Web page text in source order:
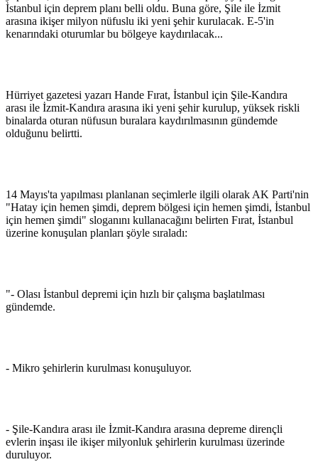
İstanbul için deprem planı belli oldu. Buna göre, Şile ile İzmit
arasına ikişer milyon nüfuslu iki yeni şehir kurulacak. E-5'in
kenarındaki oturumlar bu bölgeye kaydırılacak...
Hürriyet gazetesi yazarı Hande Fırat, İstanbul için Şile-Kandıra
arası ile İzmit-Kandıra arasına iki yeni şehir kurulup, yüksek riskli
binalarda oturan nüfusun buralara kaydırılmasının gündemde
olduğunu belirtti.
14 Mayıs'ta yapılması planlanan seçimlerle ilgili olarak AK Parti'nin
"Hatay için hemen şimdi, deprem bölgesi için hemen şimdi, İstanbul
için hemen şimdi" sloganını kullanacağını belirten Fırat, İstanbul
üzerine konuşulan planları şöyle sıraladı:
"- Olası İstanbul depremi için hızlı bir çalışma başlatılması
gündemde.
- Mikro şehirlerin kurulması konuşuluyor.
- Şile-Kandıra arası ile İzmit-Kandıra arasına depreme dirençli
evlerin inşası ile ikişer milyonluk şehirlerin kurulması üzerinde
duruluyor.